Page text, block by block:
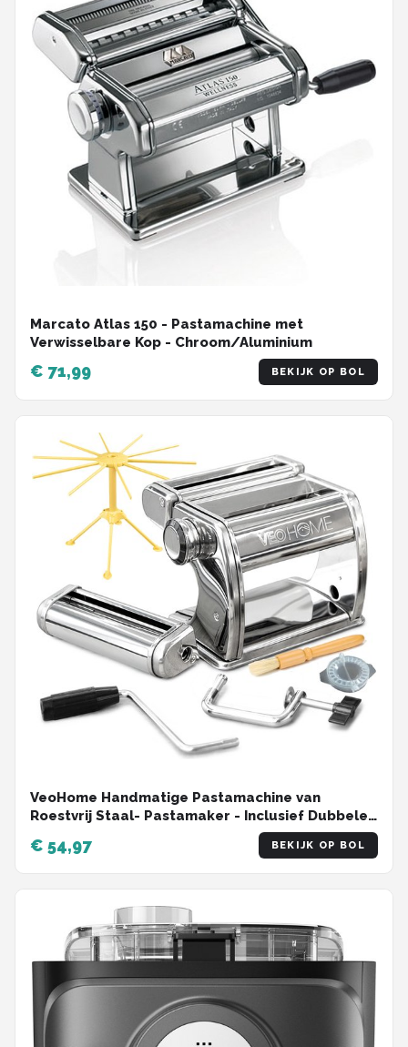
Marcato Atlas 150 - Pastamachine met
Verwisselbare Kop - Chroom/Aluminium
€ 71,99 BEKIJK OP BOL
VeoHome Handmatige Pastamachine van
Roestvrij Staal- Pastamaker - Inclusief Dubbele
Snijder, Raviolivorm en Pasta Droogrek - Ideaal
voor Verse Spaghetti, Lasagne en Meer
€ 54,97 BEKIJK OP BOL